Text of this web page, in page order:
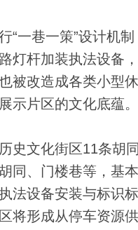
巷一策”设计机制
灯杆加装执法设备
被改造成各类小型
示片区的文化底蕴。
文化街区11条胡同
同、门楼巷等，基
法设备安装与标识
将形成从停车资源